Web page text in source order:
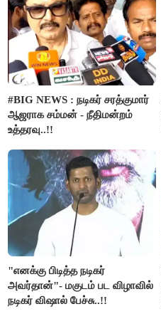
#BIG NEWS : நடிகர் சரத்குமார்
ஆஜராக சம்மன் - நீதிமன்றம்
உத்தரவு..!!
"எனக்கு பிடித்த நடிகர்
அவர்தான்"- மகுடம் பட விழாவில்
நடிகர் விஷால் பேச்சு..!!